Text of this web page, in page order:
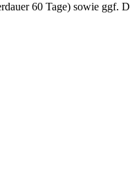
60 Tage) sowie ggf.